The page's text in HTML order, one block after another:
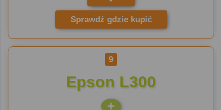
Sprawdź gdzie kupić
9
Epson L300